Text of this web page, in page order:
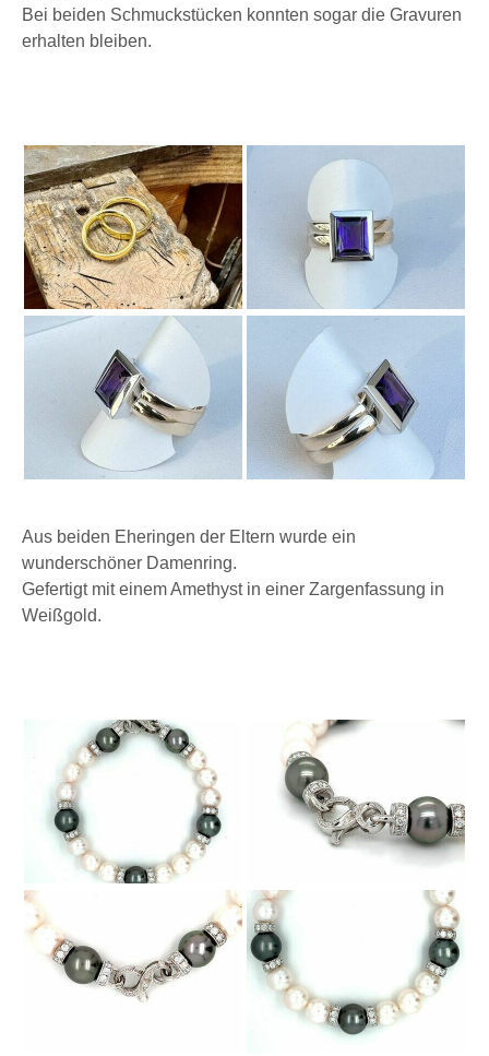
Bei beiden Schmuckstücken konnten sogar die Gravuren
erhalten bleiben.
Aus beiden Eheringen der Eltern wurde ein
wunderschöner Damenring.
Gefertigt mit einem Amethyst in einer Zargenfassung in
Weißgold.